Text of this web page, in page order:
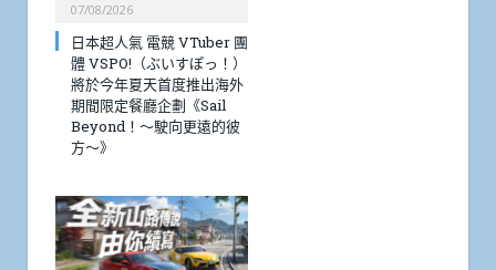
07/08/2026
日本超人氣 電競 VTuber 團
體 VSPO!（ぶいすぽっ！）
將於今年夏天首度推出海外
期間限定餐廳企劃《Sail
Beyond！～駛向更遠的彼
方～》